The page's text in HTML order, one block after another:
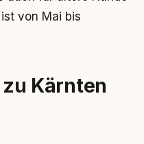
von Mai bis
Kärnten